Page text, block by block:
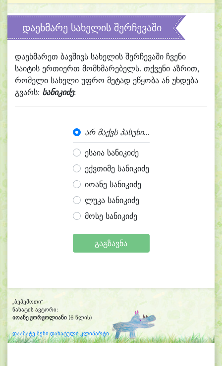
დაეხმარე სახელის შერჩევაში
დაეხმარეთ ბავშივს სახელის შერჩევაში ჩვენი
საიტის ერთიერთ მომხმარებელს. თქვენი აზრით,
რომელი სახელი უფრო მეტად ეწყობა ან უხდება
გვარს: სანიკიძე:
არ მაქვს პასუხი...
ესაია სანიკიძე
ექვთიმე სანიკიძე
იოანე სანიკიძე
ლუკა სანიკიძე
მოსე სანიკიძე
გაგზავნა
„ბეჰემოთი“
ნახატის ავტორი:
იოანე ჟორჟოლიანი (6 წლის)
დაამატე შენი დახატული კლიპარტი